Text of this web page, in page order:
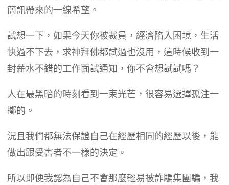
簡訊帶來的一線希望。
​試想一下，如果今天你被裁員，經濟陷入困境，生活
快過不下去，求神拜佛都試過也沒用，這時候收到一
封薪水不錯的工作面試通知，你不會想試試嗎？
​人在最黑暗的時刻看到一束光芒，很容易選擇孤注一
擲的。
​況且我們都無法保證自己在經歷相同的經歷以後，能
做出跟受害者不一樣的決定。
​所以即便我認為自己不會那麼輕易被詐騙集團騙，我